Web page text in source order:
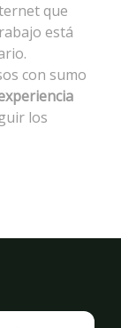
que
está
con sumo
los